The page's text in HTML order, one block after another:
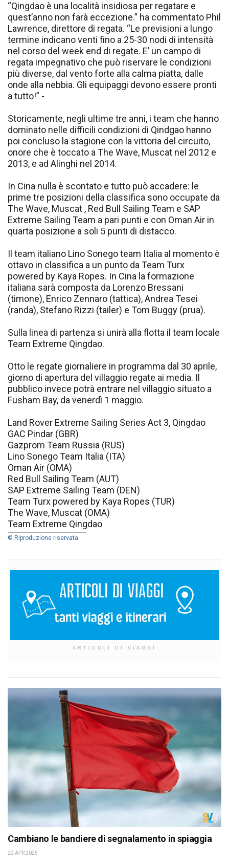
“Qingdao è una località insidiosa per regatare e
quest’anno non farà eccezione.” ha commentato Phil
Lawrence, direttore di regata. “Le previsioni a lungo
termine indicano venti fino a 25-30 nodi di intensità
nel corso del week end di regate. E’ un campo di
regata impegnativo che può riservare le condizioni
più diverse, dal vento forte alla calma piatta, dalle
onde alla nebbia. Gli equipaggi devono essere pronti
a tutto!” -
Storicamente, negli ultime tre anni, i team che hanno
dominato nelle difficili condizioni di Qindgao hanno
poi concluso la stagione con la vittoria del circuito,
onore che è toccato a The Wave, Muscat nel 2012 e
2013, e ad Alinghi nel 2014.
In Cina nulla è scontato e tutto può accadere: le
prime tre posizioni della classifica sono occupate da
The Wave, Muscat , Red Bull Sailing Team e SAP
Extreme Sailing Team a pari punti e con Oman Air in
quarta posizione a soli 5 punti di distacco.
Il team italiano Lino Sonego team Italia al momento è
ottavo in classifica a un punto da Team Turx
powered by Kaya Ropes. In Cina la formazione
italiana sarà composta da Lorenzo Bressani
(timone), Enrico Zennaro (tattica), Andrea Tesei
(randa), Stefano Rizzi (tailer) e Tom Buggy (prua).
Sulla linea di partenza si unirà alla flotta il team locale
Team Extreme Qingdao.
Otto le regate giornaliere in programma dal 30 aprile,
giorno di apertura del villaggio regate ai media. Il
pubblico invece potrà entrare nel villaggio situato a
Fusham Bay, da venerdì 1 maggio.
Land Rover Extreme Sailing Series Act 3, Qingdao
GAC Pindar (GBR)
Gazprom Team Russia (RUS)
Lino Sonego Team Italia (ITA)
Oman Air (OMA)
Red Bull Sailing Team (AUT)
SAP Extreme Sailing Team (DEN)
Team Turx powered by Kaya Ropes (TUR)
The Wave, Muscat (OMA)
Team Extreme Qingdao
© Riproduzione riservata
ARTICOLI DI VIAGGI
Cambiano le bandiere di segnalamento in spiaggia
22 APR 2025